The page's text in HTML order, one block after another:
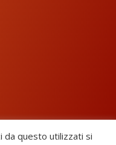
questo utilizzati si